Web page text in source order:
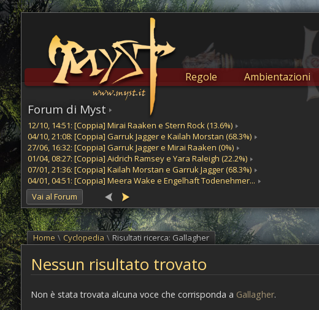
Regole Ambientazioni
Forum di Myst
12/10, 14:51: [Coppia] Mirai Raaken e Stern Rock (13.6%)
04/10, 21:08: [Coppia] Garruk Jagger e Kailah Morstan (68.3%)
27/06, 16:32: [Coppia] Garruk Jagger e Mirai Raaken (0%)
01/04, 08:27: [Coppia] Aidrich Ramsey e Yara Raleigh (22.2%)
07/01, 21:36: [Coppia] Kailah Morstan e Garruk Jagger (68.3%)
04/01, 04:51: [Coppia] Meera Wake e Engelhaft Todenehmer...
Vai al Forum
Home \ Cyclopedia \ Risultati ricerca: Gallagher
Nessun risultato trovato
Non è stata trovata alcuna voce che corrisponda a Gallagher.